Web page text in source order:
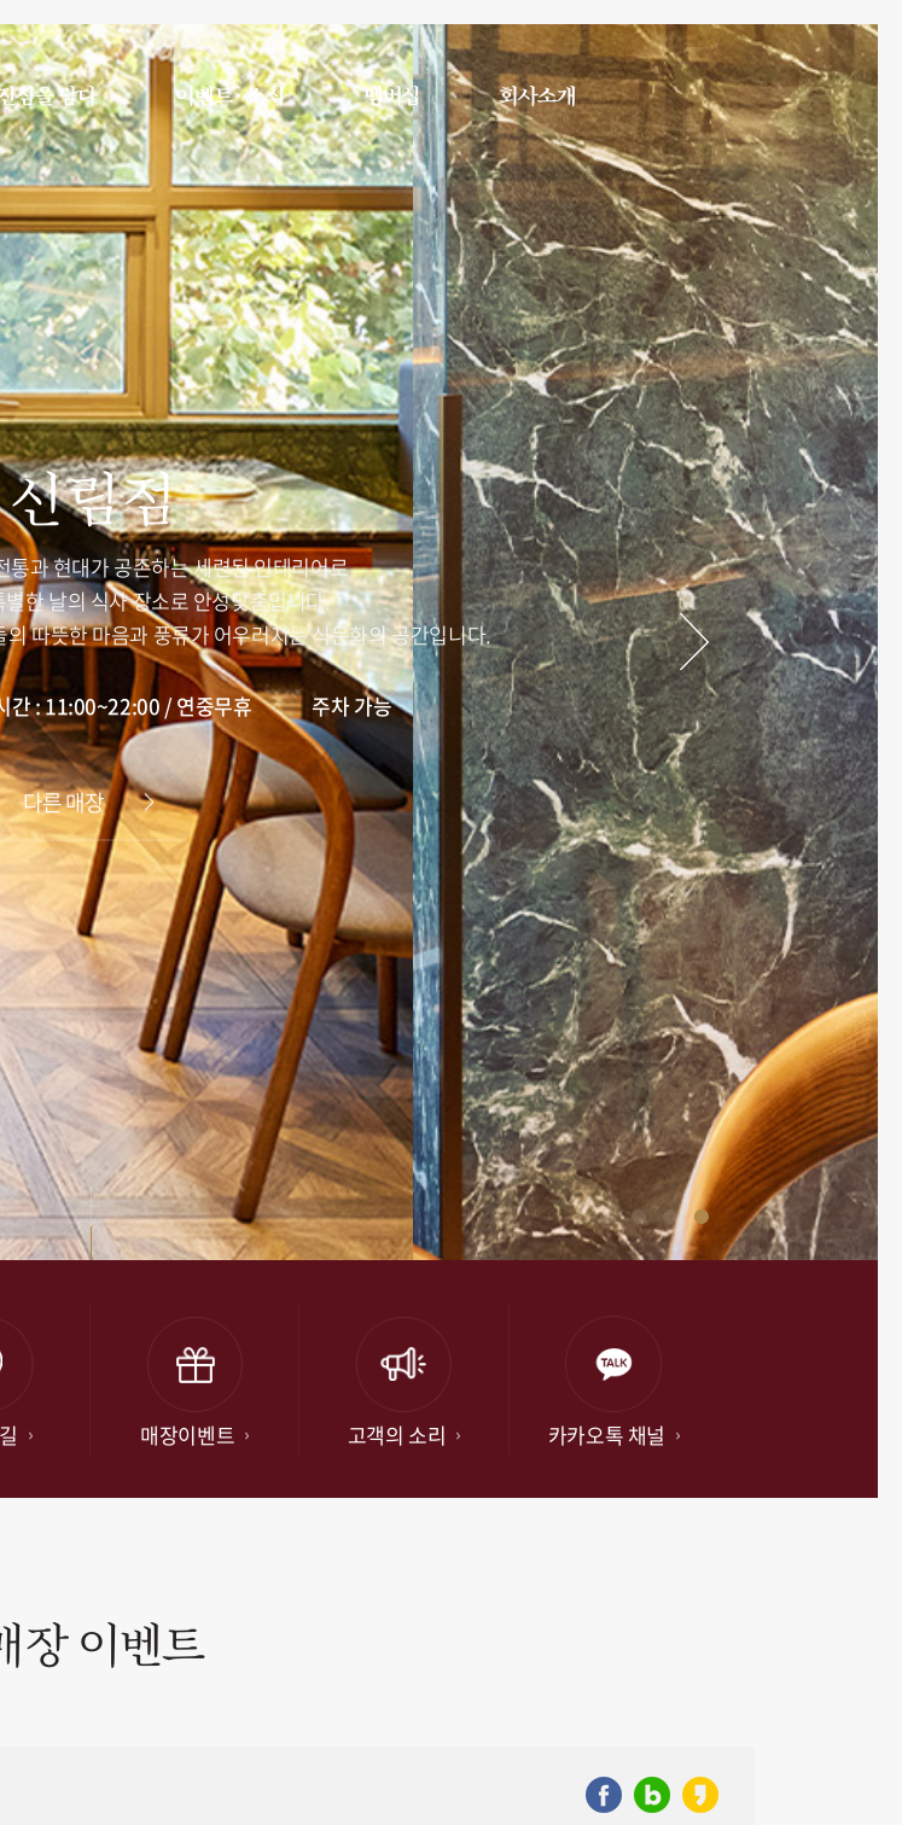
심을 담다 이벤트 · 소식 멤버십 회사소개
신림점
통과 현대가 공존하는 세련된 인테리어로
한 날의 식사 장소로 안성맞춤입니다.
따뜻한 마음과 풍류가 어우러지는 식문화의 공간입니다.
간 : 11:00~22:00 / 연중무휴 주차 가능
다른 매장
매장이벤트 고객의 소리 카카오톡 채널
장 이벤트